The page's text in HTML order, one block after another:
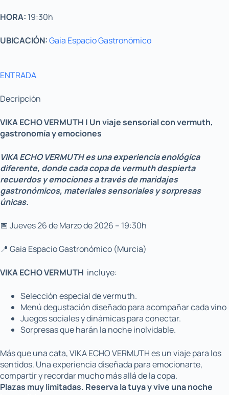
HORA: 19:30h
UBICACIÓN:Gaia Espacio Gastronómico
ENTRADA
Decripción
VIKA ECHO VERMUTH | Un viaje sensorial con vermuth,
gastronomía y emociones
VIKA ECHO VERMUTH es una experiencia enológica
diferente, donde cada copa devermuth despierta
recuerdos y emociones a través de maridajes
gastronómicos, materiales sensoriales y sorpresas
únicas.
📅 Jueves 26 de Marzo de 2026 – 19:30h
📍 Gaia Espacio Gastronómico (Murcia)
VIKA ECHO VERMUTH incluye:
Selección especial de vermuth.
Menú degustación diseñado para acompañar cada vino
Juegos sociales y dinámicas para conectar.
Sorpresas que harán la noche inolvidable.
Más que una cata, VIKA ECHO VERMUTH es un viaje para los
sentidos. Una experiencia diseñada para emocionarte,
compartir y recordar mucho más allá de la copa.
Plazas muy limitadas. Reserva la tuya y vive una noche